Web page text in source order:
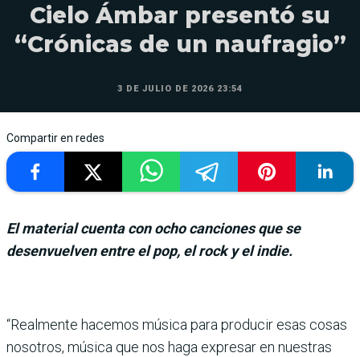
Cielo Ámbar presentó su
“Crónicas de un naufragio”
3 DE JULIO DE 2026 23:54
Compartir en redes
El material cuenta con ocho canciones que se
desenvuelven entre el pop, el rock y el indie.
“Realmente hacemos música para producir esas cosas
noso­tros, música que nos haga expresar en nuestras